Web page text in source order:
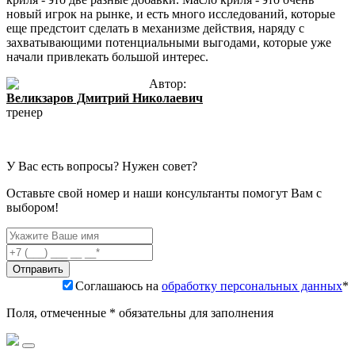
новый игрок на рынке, и есть много исследований, которые
еще предстоит сделать в механизме действия, наряду с
захватывающими потенциальными выгодами, которые уже
начали привлекать большой интерес.
Автор:
Великзаров Дмитрий Николаевич
тренер
У Вас есть вопросы? Нужен совет?
Оставьте свой номер и наши консультанты помогут Вам с
выбором!
Соглашаюсь на обработку персональных данных*
Поля, отмеченные * обязательны для заполнения